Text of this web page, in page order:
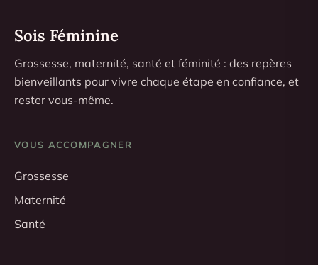
Sois Féminine
Grossesse, maternité, santé et féminité : des repères
bienveillants pour vivre chaque étape en confiance, et
rester vous-même.
VOUS ACCOMPAGNER
Grossesse
Maternité
Santé